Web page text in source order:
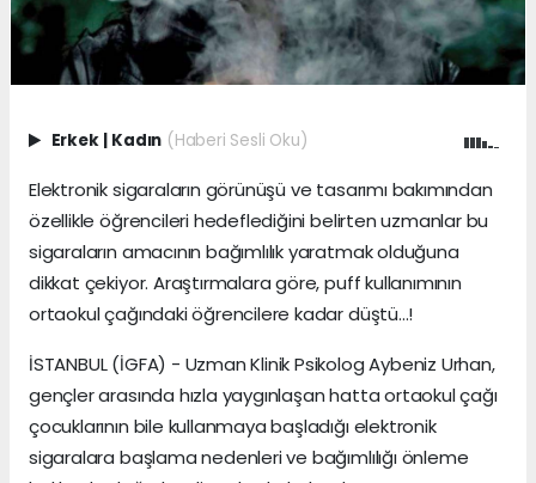
Erkek Kadın (Haberi Sesli Oku)
Elektronik sigaraların görünüşü ve tasarımı bakımından
özellikle öğrencileri hedeflediğini belirten uzmanlar bu
sigaraların amacının bağımlılık yaratmak olduğuna
dikkat çekiyor. Araştırmalara göre, puff kullanımının
ortaokul çağındaki öğrencilere kadar düştü...!
İSTANBUL (İGFA) - Uzman Klinik Psikolog Aybeniz Urhan,
gençler arasında hızla yaygınlaşan hatta ortaokul çağı
çocuklarının bile kullanmaya başladığı elektronik
sigaralara başlama nedenleri ve bağımlılığı önleme